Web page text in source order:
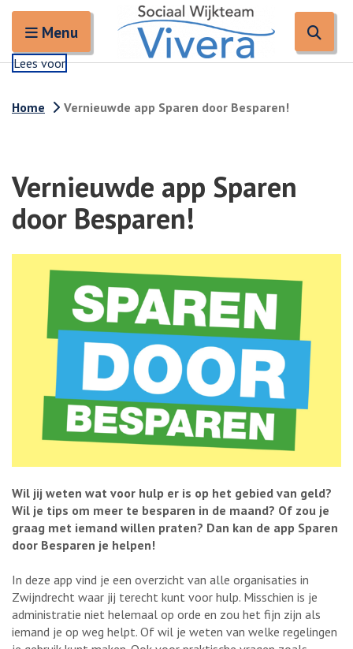
Open en sluit het
Menu
Lees voor
Home Vernieuwde app Sparen door Besparen!
Vernieuwde app Sparen
door Besparen!
Wil jij weten wat voor hulp er is op het gebied van geld?
Wil je tips om meer te besparen in de maand? Of zou je
graag met iemand willen praten? Dan kan de app Sparen
door Besparen je helpen!
In deze app vind je een overzicht van alle organisaties in
Zwijndrecht waar jij terecht kunt voor hulp. Misschien is je
administratie niet helemaal op orde en zou het fijn zijn als
iemand je op weg helpt. Of wil je weten van welke regelingen